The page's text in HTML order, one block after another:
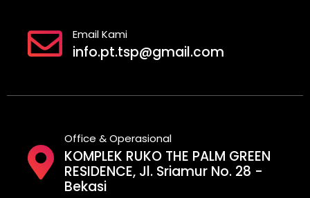
Email Kami
info.pt.tsp@gmail.com
Office & Operasional
KOMPLEK RUKO THE PALM GREEN
RESIDENCE, Jl. Sriamur No. 28 -
Bekasi